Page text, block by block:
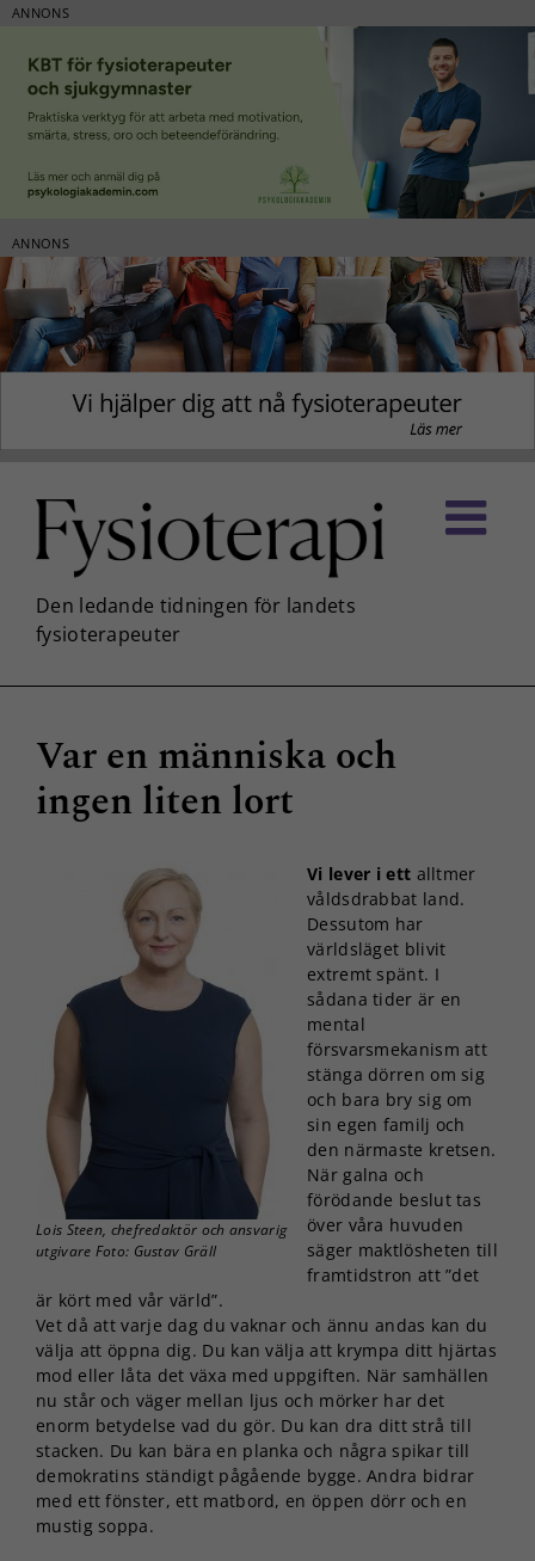
ANNONS
ANNONS
innehållet
Var en människa och
ingen liten lort
Lois Steen, chefredaktör och ansvarig
utgivare Foto: Gustav Gräll
Vi lever i ett alltmer
våldsdrabbat land.
Dessutom har
världsläget blivit
extremt spänt. I
sådana tider är en
mental
försvarsmekanism att
stänga dörren om sig
och bara bry sig om
sin egen familj och
den närmaste kretsen.
När galna och
förödande beslut tas
över våra huvuden
säger maktlösheten till
framtidstron att ”det
är kört med vår värld”.
Vet då att varje dag du vaknar och ännu andas kan du
välja att öppna dig. Du kan välja att krympa ditt hjärtas
mod eller låta det växa med uppgiften. När samhällen
nu står och väger mellan ljus och mörker har det
enorm betydelse vad du gör. Du kan dra ditt strå till
stacken. Du kan bära en planka och några spikar till
demokratins ständigt pågående bygge. Andra bidrar
med ett fönster, ett matbord, en öppen dörr och en
mustig soppa.